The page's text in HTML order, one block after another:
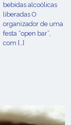
bebidas alcoólicas
liberadas O
organizador de uma
festa “open bar”,
com […]